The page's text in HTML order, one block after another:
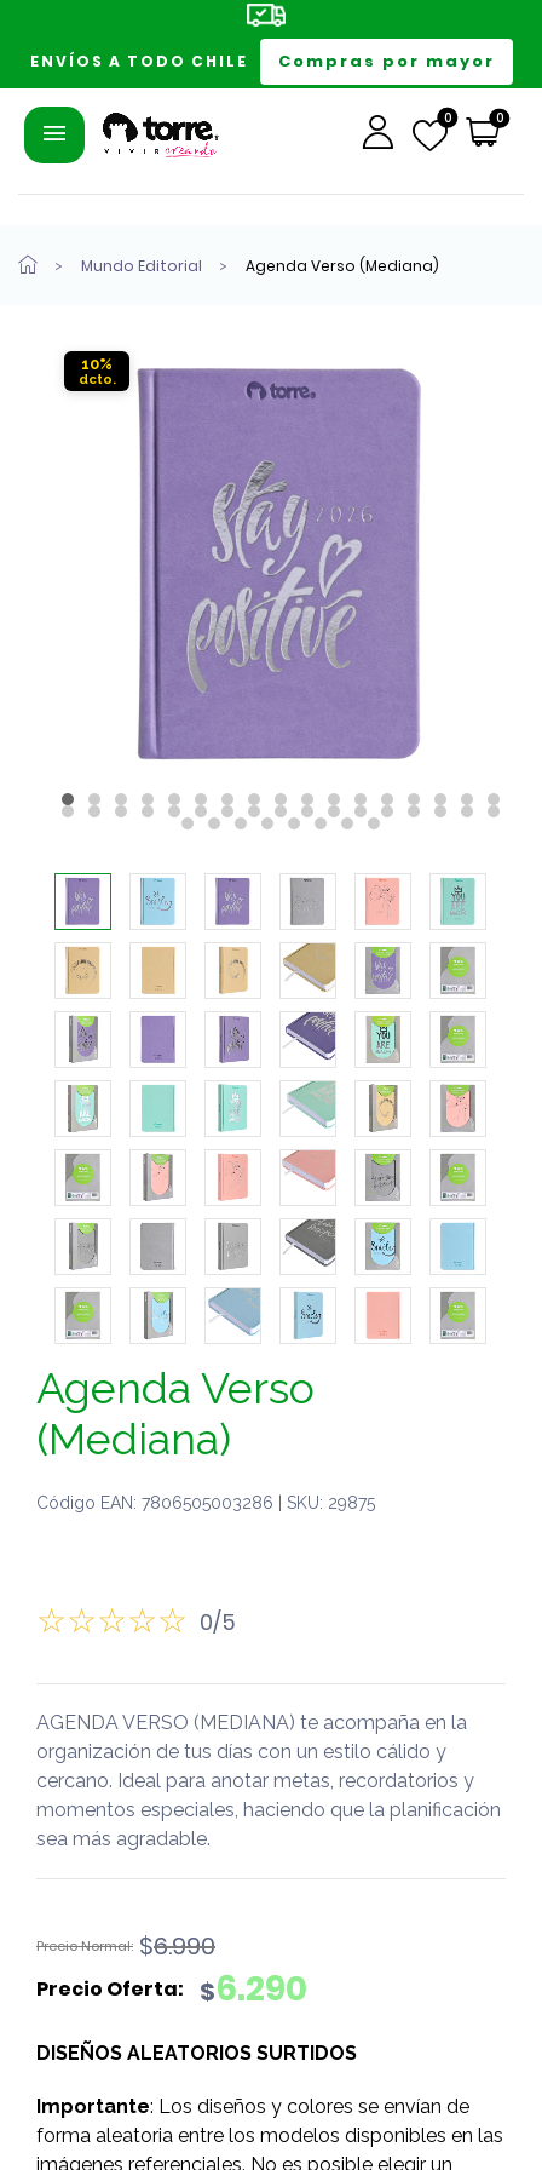
ENVÍOS A TODO CHILE Compras por mayor
0 0
Mundo Editorial Agenda Verso (Mediana)
10%
Agenda Verso
(Mediana)
Código EAN: 7806505003286 | SKU: 29875
0/5
AGENDA VERSO (MEDIANA) te acompaña en la
organización de tus días con un estilo cálido y
cercano. Ideal para anotar metas, recordatorios y
momentos especiales, haciendo que la planificación
sea más agradable.
$6.990
El
original
$6.990.
$6.290
El
actual
$6.290.
DISEÑOS ALEATORIOS SURTIDOS
Importante: Los diseños y colores se envían de
forma aleatoria entre los modelos disponibles en las
imágenes referenciales. No es posible elegir un